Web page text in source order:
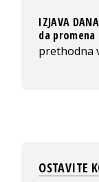
IZJAVA
da promena
prethodna
OSTAVITE